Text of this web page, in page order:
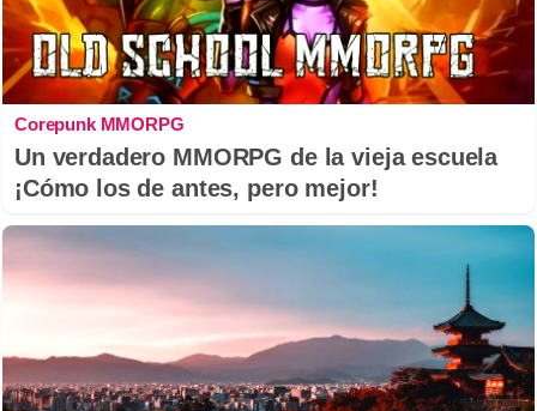
Corepunk MMORPG
Un verdadero MMORPG de la vieja escuela
¡Cómo los de antes, pero mejor!